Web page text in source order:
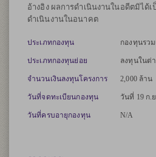
อ้างอิง ผลการดำเนินงานในอดีตมิได้
ดำเนินงานในอนาคต
ประเภทกองทุน กองทุนรวม
ประเภทกองทุนย่อย ลงทุนในต่
จำนวนเงินลงทุนโครงการ 2,000 ล้าน
วันที่จดทะเบียนกองทุน วันที่ 19 ก.
วันที่ครบอายุกองทุน N/A